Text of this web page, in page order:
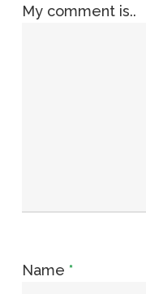
My comment is..
Name *